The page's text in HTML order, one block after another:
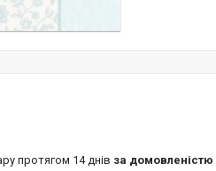
протягом 14 днів за домовленістю